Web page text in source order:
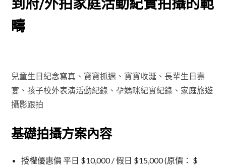
到府/外拍家庭活動紀實拍攝的範
疇
兒童生日紀念寫真、寶寶抓週、寶寶收涎、長輩生日壽
宴、孩子校外表演活動紀錄、孕媽咪紀實紀錄、家庭旅遊
攝影跟拍
基礎拍攝方案內容
授權優惠價 平日 $10,000 / 假日 $15,000 (原價： $